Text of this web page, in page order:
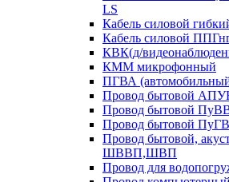
LS
Кабель силовой
Кабель силовой
КВК(д/
КММ микрофонный
ПГВА
Провод бытовой
Провод бытовой
Провод бытовой
Провод бытовой,
ШВВП,ШВП
Провод для